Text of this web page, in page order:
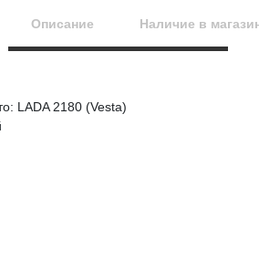
Описание Наличие в
LADA 2180 (Vesta)